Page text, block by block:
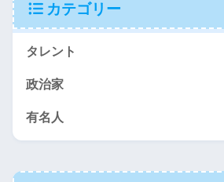
カテゴリー
タレント
政治家
有名人